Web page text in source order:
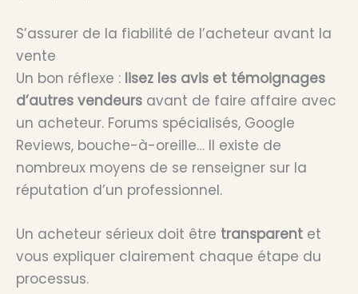
S’assurer de la fiabilité de l’acheteur avant la
vente
Un bon réflexe : lisez les avis et témoignages
d’autres vendeurs avant de faire affaire avec
un acheteur. Forums spécialisés, Google
Reviews, bouche-à-oreille… Il existe de
nombreux moyens de se renseigner sur la
réputation d’un professionnel.
Un acheteur sérieux doit être transparent et
vous expliquer clairement chaque étape du
processus.